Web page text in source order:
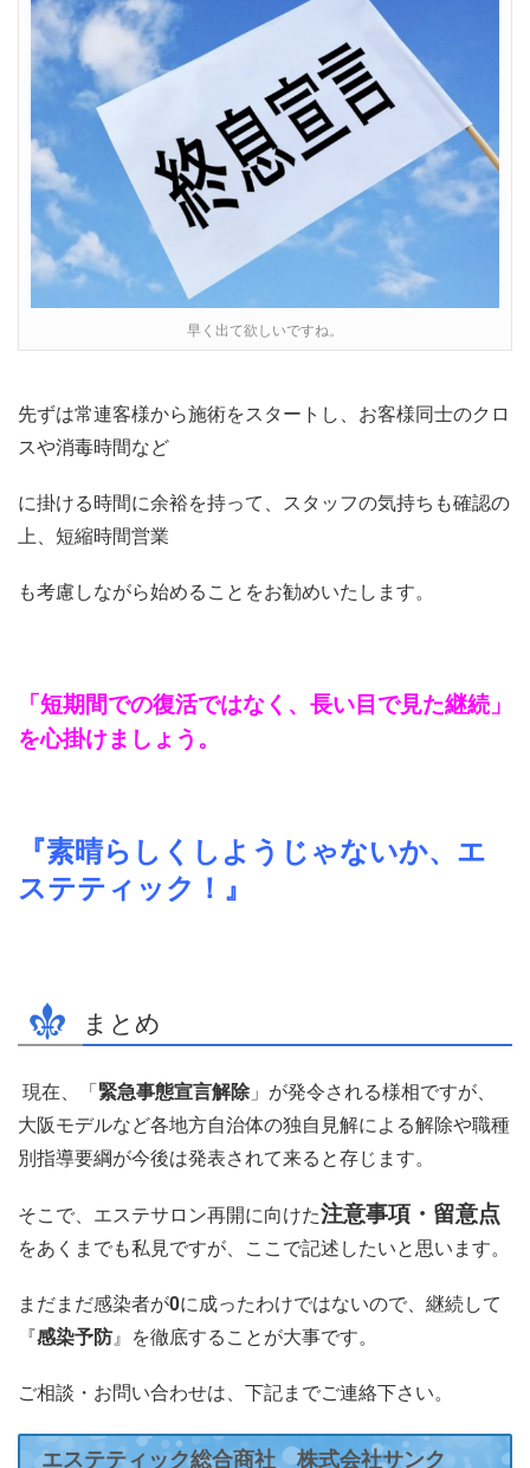
早く出て欲しいですね。
先ずは常連客様から施術をスタートし、お客様同士のクロ
スや消毒時間など
に掛ける時間に余裕を持って、スタッフの気持ちも確認の
上、短縮時間営業
も考慮しながら始めることをお勧めいたします。
「短期間での復活ではなく、長い目で見た継続」
を心掛けましょう。
『素晴らしくしようじゃないか、エ
ステティック！』
まとめ
現在、「 緊急事態宣言解除」が発令される様相ですが、
大阪モデルなど各地方自治体の独自見解による解除や職種
別指導要綱が今後は発表されて来ると存じます。
そこで、エステサロン再開に向けた注意事項・留意点
をあくまでも私見ですが、ここで記述したいと思います。
まだまだ感染者が0に成ったわけではないので、継続して
『感染予防 』を徹底することが大事です。
ご相談・お問い合わせは、下記までご連絡下さい。
エステティック総合商社 株式会社サンク